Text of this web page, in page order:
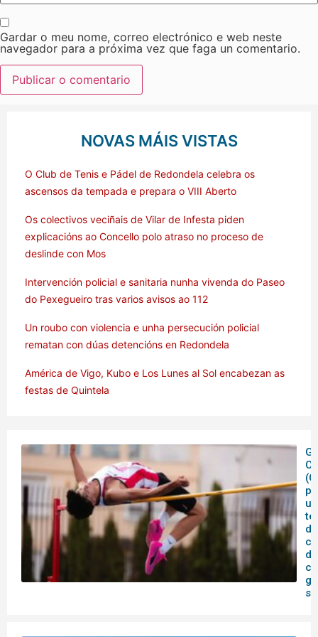
Gardar o meu nome, correo electrónico e web neste
navegador para a próxima vez que faga un comentario.
NOVAS MÁIS VISTAS
O Club de Tenis e Pádel de Redondela celebra os
ascensos da tempada e prepara o VIII Aberto
Os colectivos veciñais de Vilar de Infesta piden
explicacións ao Concello polo atraso no proceso de
deslinde con Mos
Intervención policial e sanitaria nunha vivenda do Paseo
do Pexegueiro tras varios avisos ao 112
Un roubo con violencia e unha persecución policial
rematan con dúas detencións en Redondela
América de Vigo, Kubo e Los Lunes al Sol encabezan as
festas de Quintela
de